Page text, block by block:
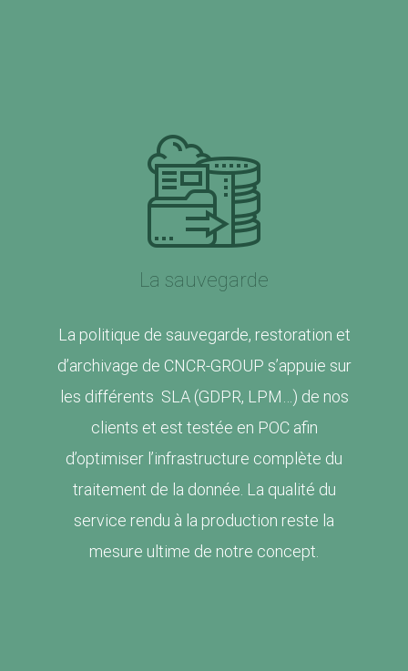
La sauvegarde
La politique de sauvegarde, restoration et
d’archivage de CNCR-GROUP s’appuie sur
les différents SLA (GDPR, LPM…) de nos
clients et est testée en POC afin
d’optimiser l’infrastructure complète du
traitement de la donnée. La qualité du
service rendu à la production reste la
mesure ultime de notre concept.